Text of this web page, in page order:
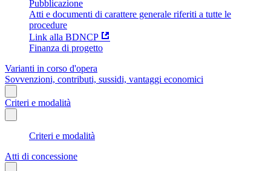
Pubblicazione
Atti e documenti di carattere generale riferiti a tutte le
procedure
Link alla BDNCP
Finanza di progetto
Varianti in corso d'opera
Sovvenzioni, contributi, sussidi, vantaggi economici
Criteri e modalità
Criteri e modalità
Atti di concessione